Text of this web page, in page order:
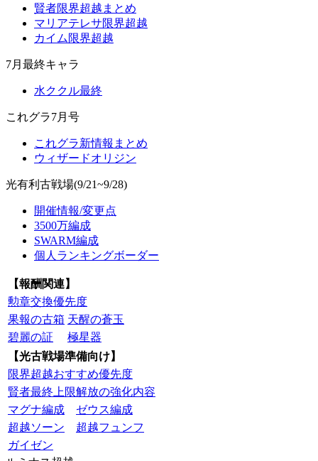
賢者限界超越まとめ
マリアテレサ限界超越
カイム限界超越
7月最終キャラ
水ククル最終
これグラ7月号
これグラ新情報まとめ
ウィザードオリジン
光有利古戦場(9/21~9/28)
開催情報/変更点
3500万編成
SWARM編成
個人ランキングボーダー
【報酬関連】
勲章交換優先度
果報の古箱 天醒の蒼玉
碧麗の証
極星器
【光古戦場準備向け】
限界超越おすすめ優先度
賢者最終上限解放の強化内容
マグナ編成
ゼウス編成
超越ソーン
超越フュンフ
ガイゼン